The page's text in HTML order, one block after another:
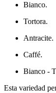
Bianco.
Tortora.
Antracite.
Caffé.
Bianco -
Esta variedad